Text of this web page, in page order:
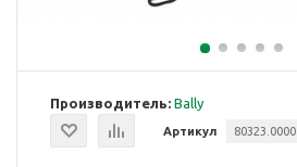
Производитель: Bally
Артикул 80323.0000